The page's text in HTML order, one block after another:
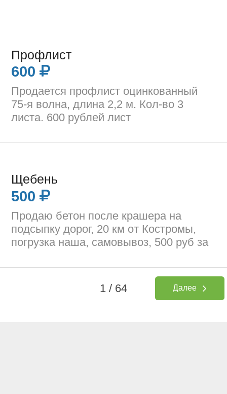
Профлист
600
Продается профлист оцинкованный
75-я волна, длина 2,2 м. Кол-во 3
листа. 600 рублей лист
Щебень
500
Продаю бетон после крашера на
подсыпку дорог, 20 км от Костромы,
погрузка наша, самовывоз, 500 руб за
1 / 64 Далее